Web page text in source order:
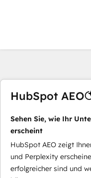
HubSpot AEO
Sehen Sie, wie Ihr
erscheint
HubSpot AEO zeigt
und Perplexity
erfolgreicher sind und